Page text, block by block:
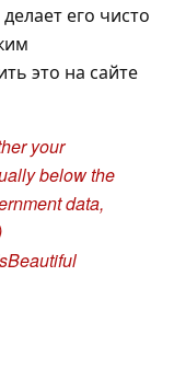
его чисто
это на сайте
your
below the
data,